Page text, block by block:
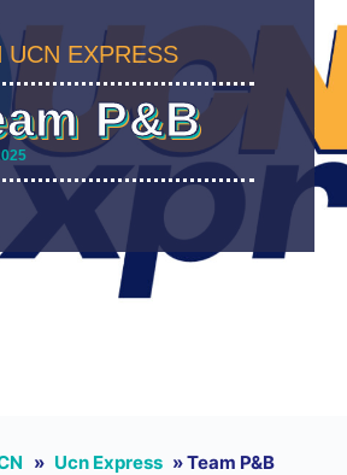
UCN EXPRESS
P&B
» Ucn Express »Team P&B